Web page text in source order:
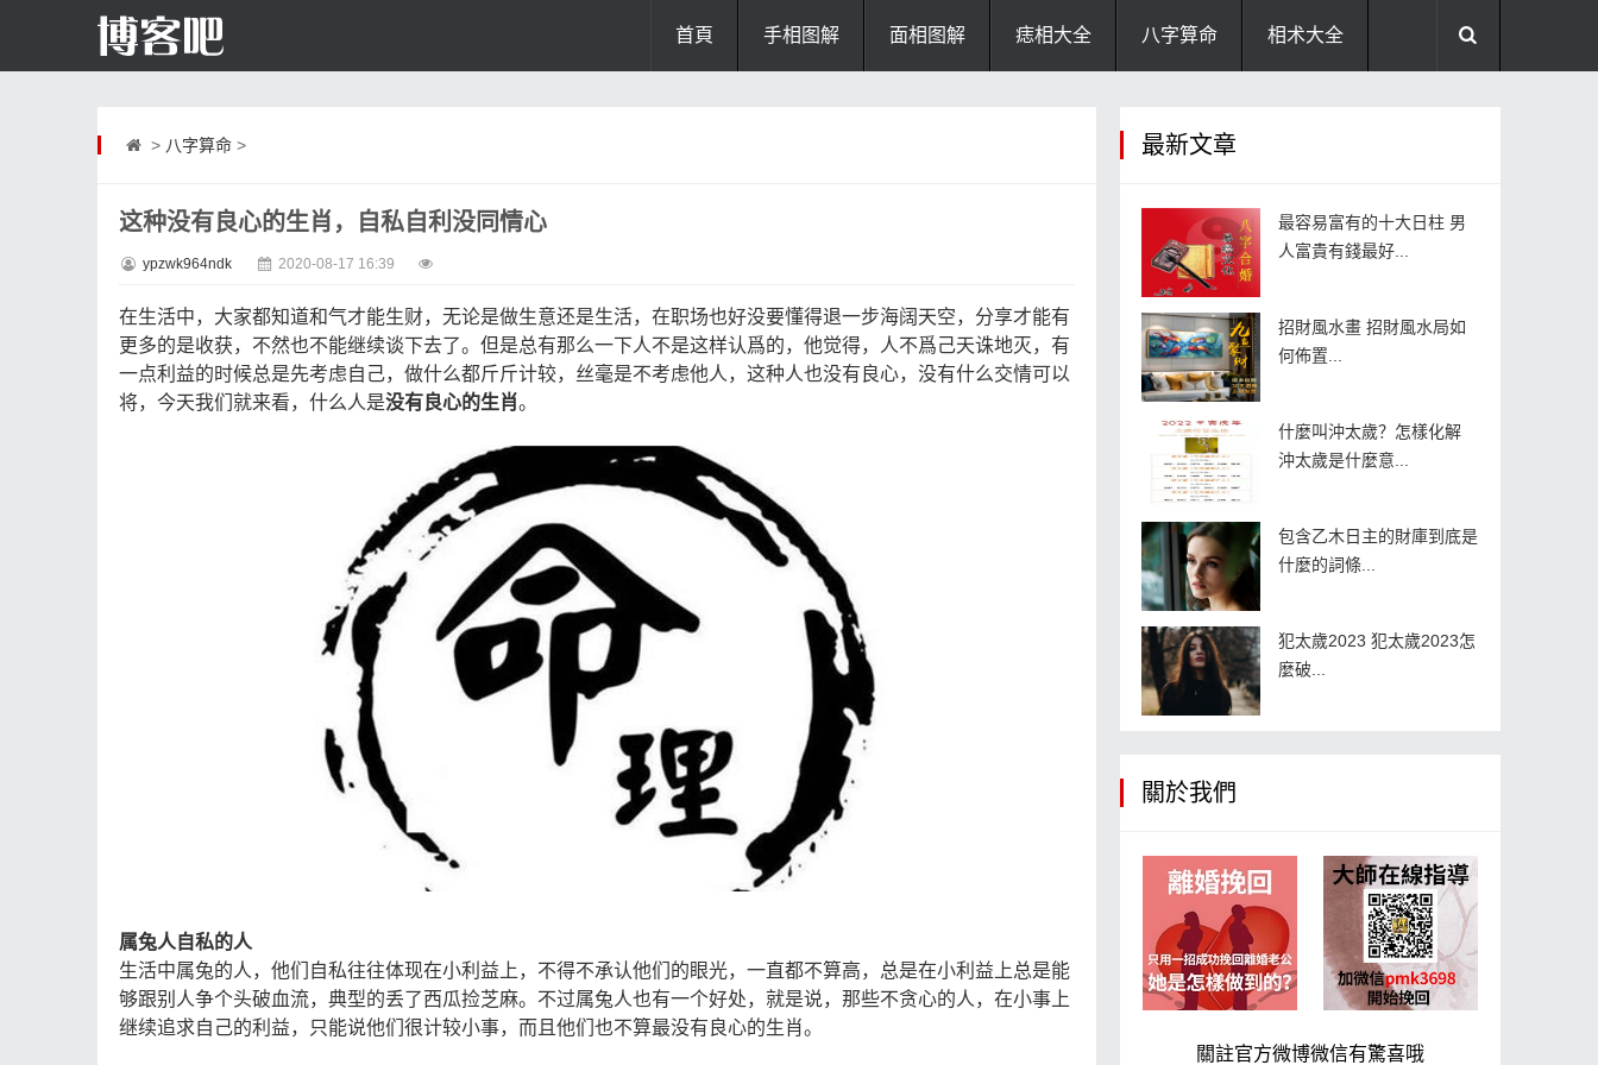
首頁 手相图解 面相图解 痣相大全 八字算命 相术大全
> 八字算命>
这种没有良心的生肖，自私自利没同情心
ypzwk964ndk 2020-08-17 16:39
在生活中，大家都知道和气才能生财，无论是做生意还是生活，在职场也好没要懂得退一步海阔天空，分享才能有
更多的是收获，不然也不能继续谈下去了。但是总有那么一下人不是这样认爲的，他觉得，人不爲己天诛地灭，有
一点利益的时候总是先考虑自己，做什么都斤斤计较，丝毫是不考虑他人，这种人也没有良心，没有什么交情可以
将，今天我们就来看，什么人是没有良心的生肖。
属兔人自私的人
生活中属兔的人，他们自私往往体现在小利益上，不得不承认他们的眼光，一直都不算高，总是在小利益上总是能
够跟别人争个头破血流，典型的丢了西瓜捡芝麻。不过属兔人也有一个好处，就是说，那些不贪心的人，在小事上
继续追求自己的利益，只能说他们很计较小事，而且他们也不算最没有良心的生肖。
最新文章
最容易富有的十大日柱 男
人富貴有錢最好...
招財風水畫 招財風水局如
何佈置...
什麼叫沖太歲？怎樣化解
沖太歲是什麼意...
包含乙木日主的財庫到底是
什麼的詞條...
犯太歲2023 犯太歲2023怎
麼破...
關於我們
關註官方微博微信有驚喜哦